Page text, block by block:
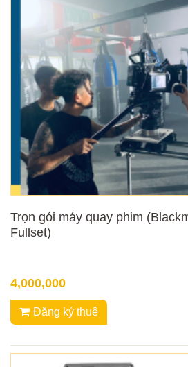
Trọn gói máy quay phim
Fullset)
4,000,000
Đăng ký thuê